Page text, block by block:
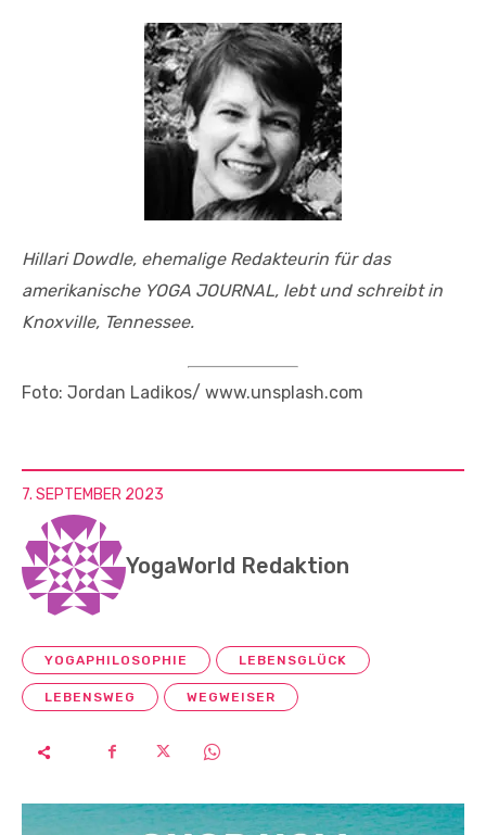
Hillari Dowdle, ehemalige Redakteurin für das
amerikanische YOGA JOURNAL, lebt und schreibt in
Knoxville, Tennessee.
Foto: Jordan Ladikos/ www.unsplash.com
7. SEPTEMBER 2023
YogaWorld Redaktion
YOGAPHILOSOPHIE LEBENSGLÜCK
LEBENSWEG WEGWEISER